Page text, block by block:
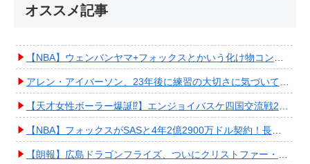
オススメ記事
【NBA】ウェンバンヤマ+フォックスとかいう化け物コンビが爆誕してしまうwwwwwwwwww
アレン・アイバーソン、23年後に練習の大切さに気づいてしまうwwwwwwwwwwww
【天才女性ボーラー爆誕⁉︎】エンジョイバスケ四国交流戦2025 in 香川③ #エアボーズ #427
【NBA】フォックスがSASと4年2億2900万ドル契約！長期確保しPO進出へ期待高まる
【朗報】広島ドラゴンフライズ、ついにクリストファー・スミス獲得キタ━━━━(ﾟ∀ﾟ)━━━━!!